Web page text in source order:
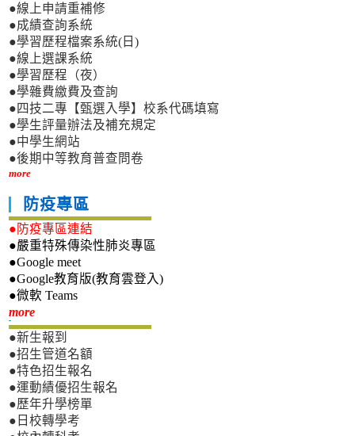
●線上申請重補修
●成績查詢系統
●學習歷程檔案系統(日)
●線上選課系統
●學習歷程（夜）
●學雜費繳費及查詢
●四技二專【甄選入學】校系代碼填寫
●學生評量辦法及補充規定
●中學生網站
●後期中等教育普查問卷
more
防疫專區
●防疫專區連結
●嚴重特殊傳染性肺炎專區
●Google meet
●Google教育版(教育雲登入)
●微軟 Teams
more新生專區
●新生報到
●招生管道名額
●特色招生報名
●運動績優招生報名
●歷年升學榜單
●日校轉學考